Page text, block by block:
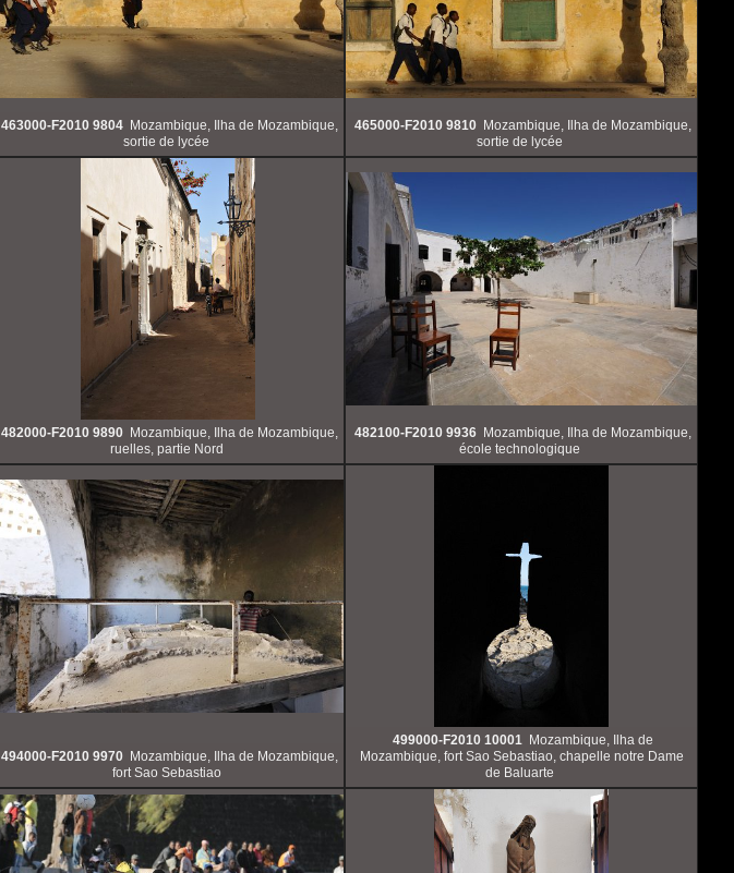
463000-F2010 9804 Mozambique, Ilha de Mozambique,
sortie de lycée
465000-F2010 9810 Mozambique, Ilha de Mozambique,
sortie de lycée
482000-F2010 9890 Mozambique, Ilha de Mozambique,
ruelles, partie Nord
482100-F2010 9936 Mozambique, Ilha de Mozambique,
école technologique
494000-F2010 9970 Mozambique, Ilha de Mozambique,
fort Sao Sebastiao
499000-F2010 10001 Mozambique, Ilha de
Mozambique, fort Sao Sebastiao, chapelle notre Dame
de Baluarte